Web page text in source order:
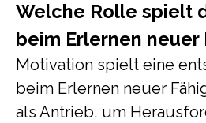
Welche Rolle spielt
beim Erlernen neuer
Motivation spielt eine
beim Erlernen neuer
als Antrieb, um